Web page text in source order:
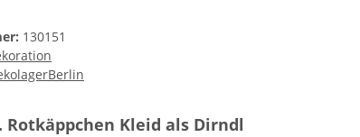
130151
Rotkäppchen Kleid als Dirndl